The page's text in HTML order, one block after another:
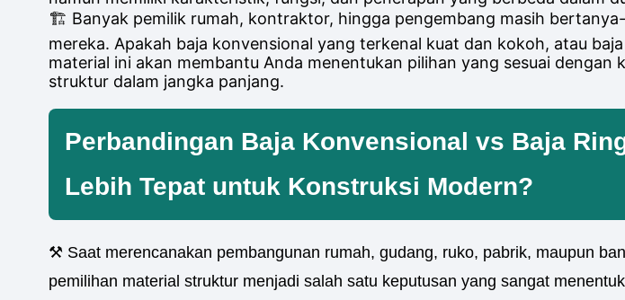
🏗️ Banyak pemilik rumah, kontraktor, hingga pengembang masih
mereka. Apakah baja konvensional yang terkenal kuat dan kokoh, atau
material ini akan membantu Anda menentukan pilihan yang sesuai
struktur dalam jangka panjang.
Perbandingan Baja Konvensional vs Baja
Lebih Tepat untuk Konstruksi Modern?
⚒️ Saat merencanakan pembangunan rumah, gudang, ruko, pabrik, maupun
pemilihan material struktur menjadi salah satu keputusan yang sangat